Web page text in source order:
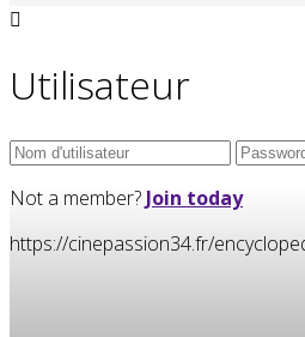
Utilisateur
Not a member? Join today
https://cinepassion34.fr/